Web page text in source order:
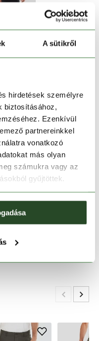
A sütikről
hirdetések személyre
Ezenkívül
partnereinkkel
vonatkozó
más olyan
számukra vagy az
gyűjtöttek.
|Foglalás